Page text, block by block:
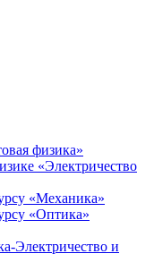
физика»
«Электричество
«Механика»
«Оптика»
Электричество и